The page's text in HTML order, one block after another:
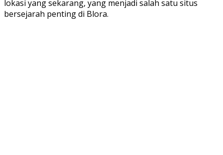
lokasi yang sekarang, yang menjadi salah satu situs
bersejarah penting di Blora.